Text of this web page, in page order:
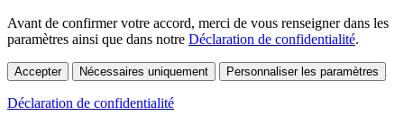
Avant de confirmer votre accord, merci de vous renseigner dans les
paramètres ainsi que dans notre Déclaration de confidentialité.
Accepter Nécessaires uniquement Personnaliser les paramètres
Déclaration de confidentialité